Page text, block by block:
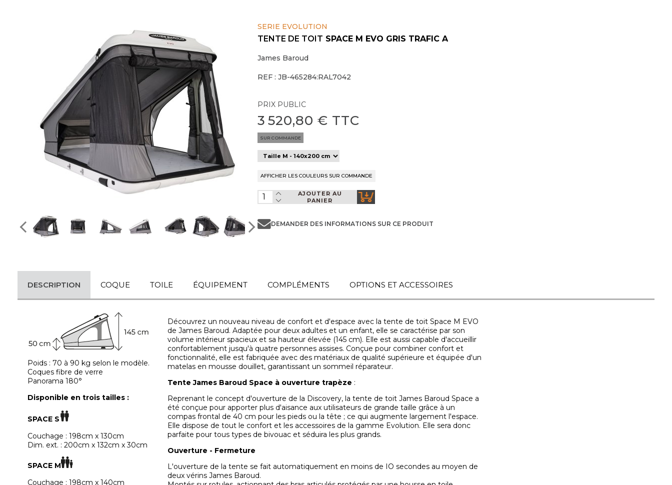
SERIE EVOLUTION
TENTE DE TOIT SPACE M EVO GRIS TRAFIC A
James Baroud
REF : JB-465284:RAL7042
PRIX PUBLIC
3 520,80 € TTC
SUR COMMANDE
AJOUTER AU
PANIER
DEMANDER DES INFORMATIONS SUR CE PRODUIT
DESCRIPTION COQUE TOILE ÉQUIPEMENT COMPLÉMENTS OPTIONS ET ACCESSOIRES
Poids : 70 à 90 kg selon le modèle.
Coques fibre de verre
Panorama 180°
Disponible en trois tailles :
SPACE S
Couchage : 198cm x 130cm
Dim. ext. : 200cm x 132cm x 30cm
SPACE M
Couchage : 198cm x 140cm
Découvrez un nouveau niveau de confort et d'espace avec la tente de toit Space M EVO
de James Baroud. Adaptée pour deux adultes et un enfant, elle se caractérise par son
volume intérieur spacieux et sa hauteur élevée (145 cm). Elle est aussi capable d'accueillir
confortablement jusqu'à quatre personnes assises. Conçue pour combiner confort et
fonctionnalité, elle est fabriquée avec des matériaux de qualité supérieure et équipée d'un
matelas en mousse douillet, garantissant un sommeil réparateur.
Tente James Baroud Space à ouverture trapèze :
Reprenant le concept d'ouverture de la Discovery, la tente de toit James Baroud Space a
été conçue pour apporter plus d'aisance aux utilisateurs de grande taille grâce à un
compas frontal de 40 cm pour les pieds ou la tête ; ce qui augmente largement l'espace.
Elle dispose de tout le confort et les accessoires de la gamme Evolution. Elle sera donc
parfaite pour tous types de bivouac et séduira les plus grands.
Ouverture - Fermeture
L'ouverture de la tente se fait automatiquement en moins de IO secondes au moyen de
deux vérins James Baroud.